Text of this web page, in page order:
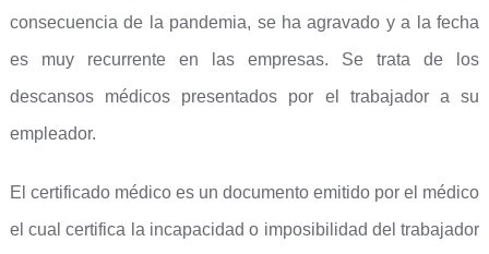
consecuencia de la pandemia, se ha agravado y a la fecha
es muy recurrente en las empresas. Se trata de los
descansos médicos presentados por el trabajador a su
empleador.
El certificado médico es un documento emitido por el médico
el cual certifica la incapacidad o imposibilidad del trabajador